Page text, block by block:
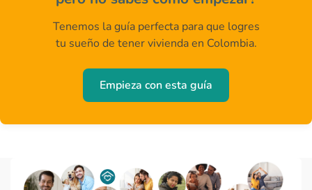
Tenemos la guía perfecta para que logres
tu sueño de tener vivienda en Colombia.
Empieza con esta guía